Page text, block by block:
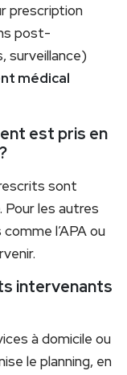
prescription
post-
surveillance)
médical
est pris en
sont
Pour les autres
l’APA ou
intervenants
à domicile ou
le planning, en